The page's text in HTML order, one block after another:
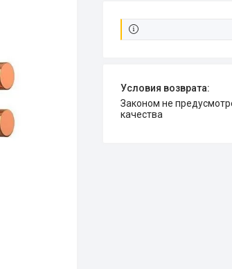
Законом не предусмотрен возврат и обмен данного товара надлежащего
качества